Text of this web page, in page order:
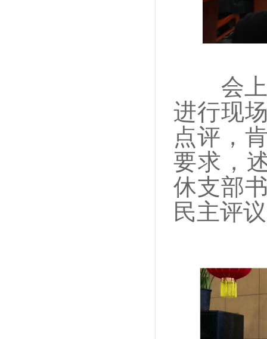
会
进行现
点评，
要求，
休支部
民主评